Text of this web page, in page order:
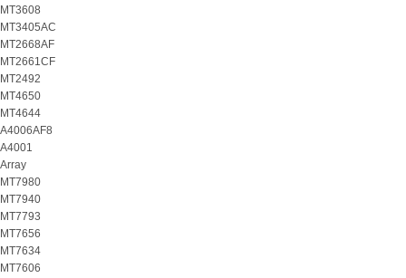
MT3608
MT3405AC
MT2668AF
MT2661CF
MT2492
MT4650
MT4644
A4006AF8
A4001
Array
MT7980
MT7940
MT7793
MT7656
MT7634
MT7606